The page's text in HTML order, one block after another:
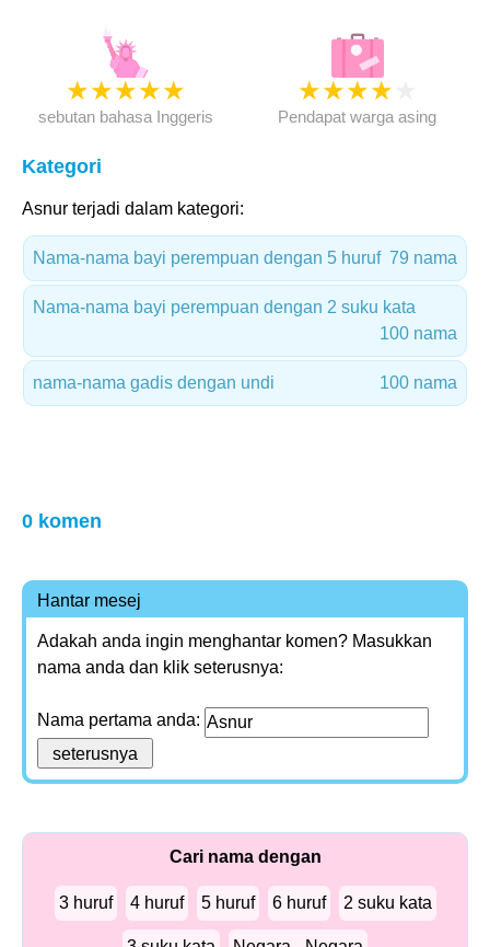
★★★★★
sebutan bahasa Inggeris
★★★★
Pendapat warga asing
Kategori
Asnur terjadi dalam kategori:
Nama-nama bayi perempuan dengan 5 huruf 79 nama
Nama-nama bayi perempuan dengan 2 suku kata
100 nama
nama-nama gadis dengan undi 100 nama
0 komen
Hantar mesej
Adakah anda ingin menghantar komen? Masukkan
nama anda dan klik seterusnya:
Nama pertama anda:
Cari nama dengan
3 huruf 4 huruf 5 huruf 6 huruf 2 suku kata